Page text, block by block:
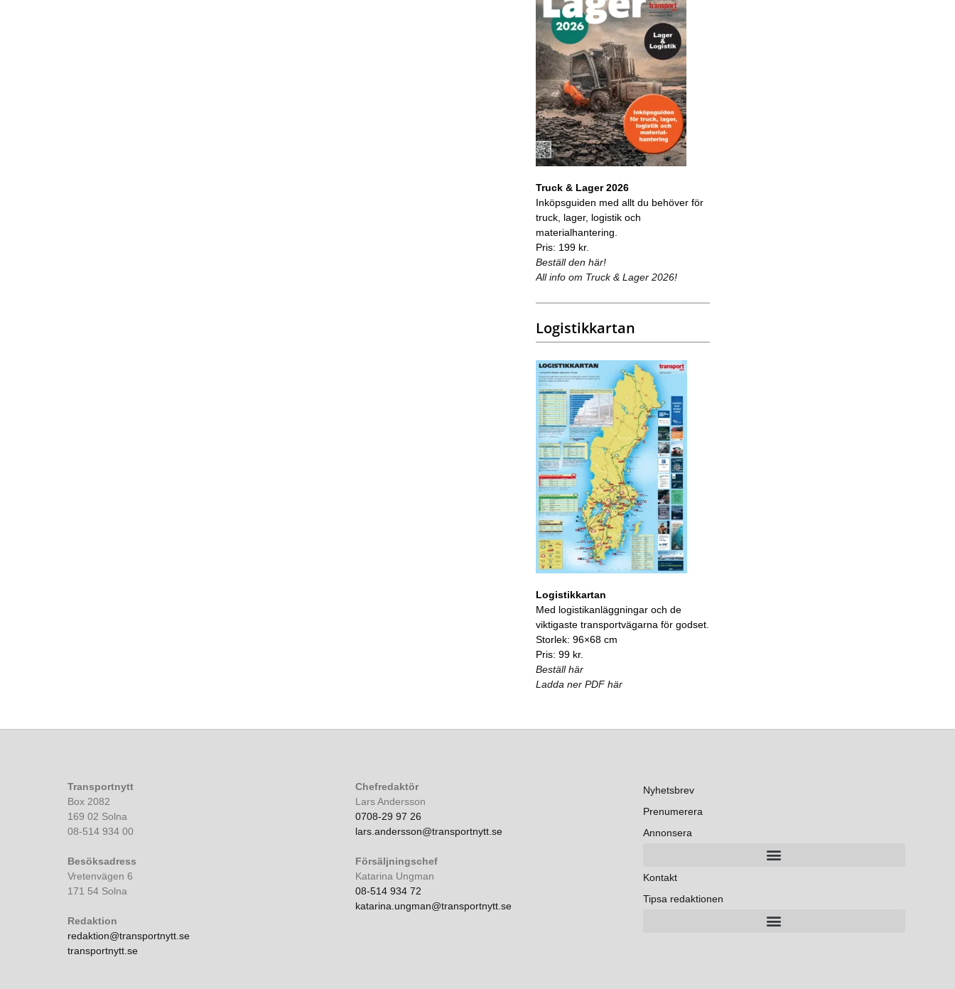
Truck & Lager 2026
Inköpsguiden med allt du behöver för
truck, lager, logistik och
materialhantering.
Pris: 199 kr.
Beställ den här!
All info om Truck & Lager 2026!
Logistikkartan
Logistikkartan
Med logistikanläggningar och de
viktigaste transportvägarna för godset.
Storlek: 96×68 cm
Pris: 99 kr.
Beställ här
Ladda ner PDF här
Transportnytt
Box 2082
169 02 Solna
08-514 934 00
Besöksadress
Vretenvägen 6
171 54 Solna
Redaktion
redaktion@transportnytt.se
transportnytt.se
Chefredaktör
Lars Andersson
0708-29 97 26
lars.andersson@transportnytt.se
Försäljningschef
Katarina Ungman
08-514 934 72
katarina.ungman@transportnytt.se
Nyhetsbrev
Prenumerera
Annonsera
Kontakt
Tipsa redaktionen